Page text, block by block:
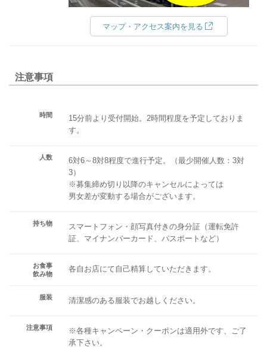
マップ・アクセス案内を見る
注意事項
時間
15分前より受付開始。2時間程度を予定しておりま
す。
人数
6対6～8対8程度で進行予定。（最少開催人数：3対
3）
※募集締め切り以降のキャンセルによっては
男女差が変動する場合がございます。
持ち物
スマートフォン・顔写真付きの身分証（運転免許
証、マイナンバーカード、パスポートなど）
お食事
飲み物
各自お店にて自己精算していただきます。
服装 清潔感のある服装でお越しください。
注意事項
※各種キャンペーン・クーポンは適用外です、ご了
承下さい。